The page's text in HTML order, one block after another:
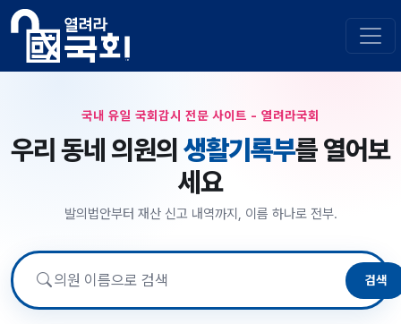
국내 유일 국회감시 전문 사이트 - 열려라국회
우리 동네 의원의 생활기록부를 열어보
세요
발의법안부터 재산 신고 내역까지, 이름 하나로 전부.
검색